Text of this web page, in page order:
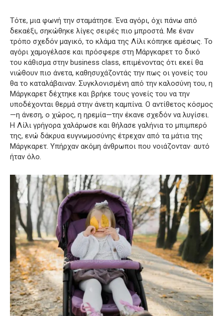
Τότε, μια φωνή την σταμάτησε. Ένα αγόρι, όχι πάνω από
δεκαέξι, σηκώθηκε λίγες σειρές πιο μπροστά. Με έναν
τρόπο σχεδόν μαγικό, το κλάμα της Λίλι κόπηκε αμέσως. Το
αγόρι χαμογέλασε και πρόσφερε στη Μάργκαρετ το δικό
του κάθισμα στην business class, επιμένοντας ότι εκεί θα
νιώθουν πιο άνετα, καθησυχάζοντάς την πως οι γονείς του
θα το καταλάβαιναν. Συγκλονισμένη από την καλοσύνη του, η
Μάργκαρετ δέχτηκε και βρήκε τους γονείς του να την
υποδέχονται θερμά στην άνετη καμπίνα. Ο αντίθετος κόσμος
—η άνεση, ο χώρος, η ηρεμία—την έκανε σχεδόν να λυγίσει.
Η Λίλι γρήγορα χαλάρωσε και θήλασε γαλήνια το μπιμπερό
της, ενώ δάκρυα ευγνωμοσύνης έτρεχαν από τα μάτια της
Μάργκαρετ. Υπήρχαν ακόμη άνθρωποι που νοιάζονταν· αυτό
ήταν όλο.